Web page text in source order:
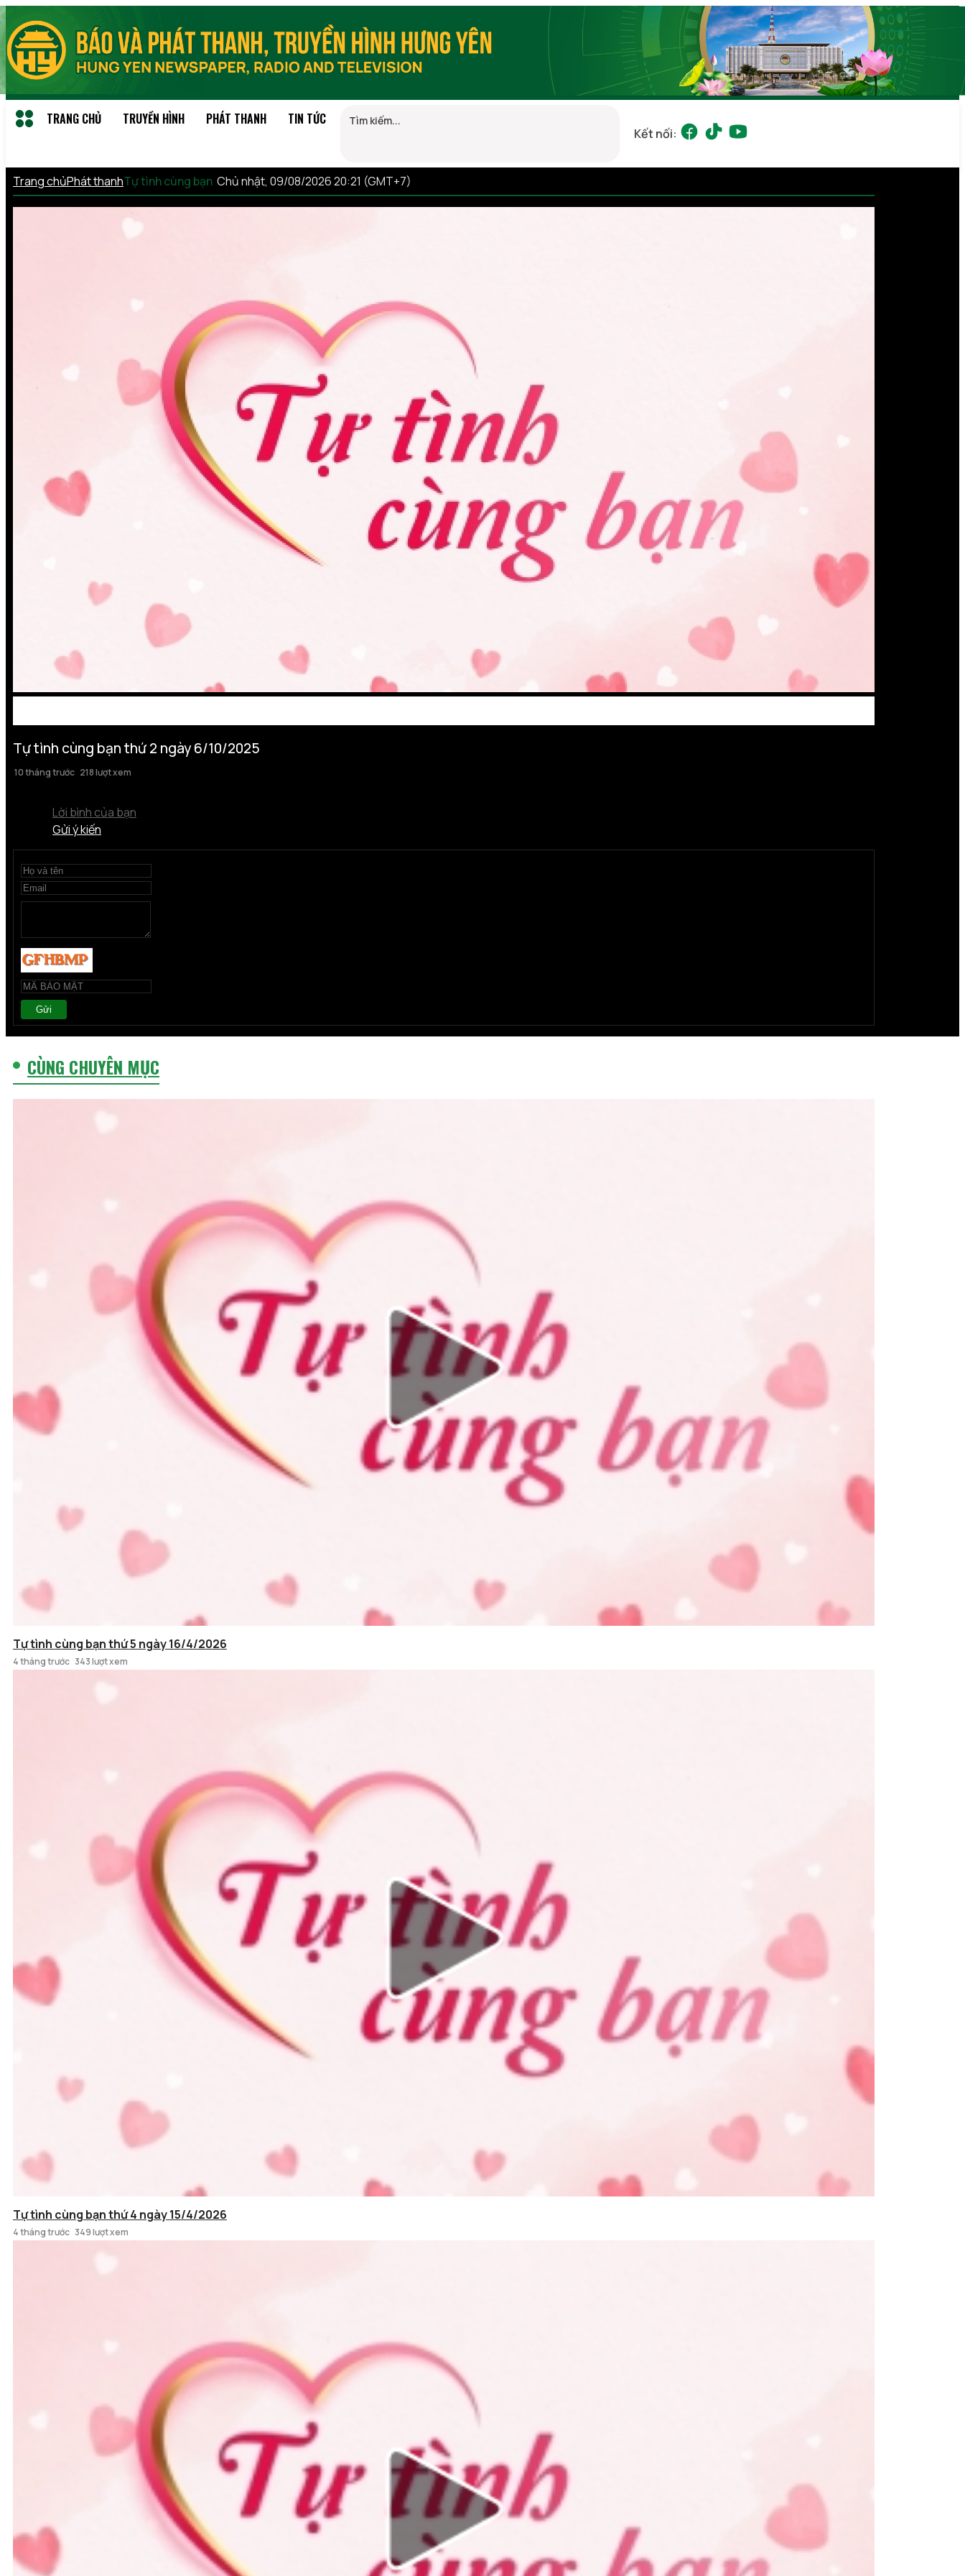
TRANG CHỦ TRUYỀN HÌNH PHÁT THANH TIN TỨC
Kết nối:
Trang chủPhát thanhTự tình cùng bạn Chủ nhật, 09/08/2026 20:21 (GMT+7)
Tự tình cùng bạn thứ 2 ngày 6/10/2025
10 tháng trước 218 lượt xem
Lời bình của bạn
Gửi ý kiến
Gửi
CÙNG CHUYÊN MỤC
Tự tình cùng bạn thứ 5 ngày 16/4/2026
4 tháng trước 343 lượt xem
Tự tình cùng bạn thứ 4 ngày 15/4/2026
4 tháng trước 349 lượt xem